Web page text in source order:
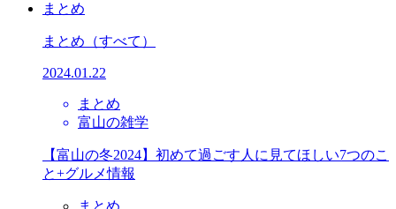
まとめ
まとめ （すべて）
2024.01.22
まとめ
富山の雑学
【富山の冬2024】初めて過ごす人に見てほしい7つのこ
と+グルメ情報
まとめ